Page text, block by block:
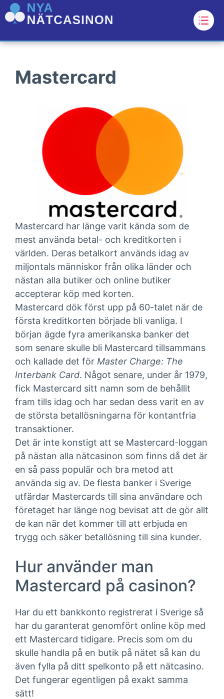
Mastercard
Mastercard har länge varit kända som de
mest använda betal- och kreditkorten i
världen. Deras betalkort används idag av
miljontals människor från olika länder och
nästan alla butiker och online butiker
accepterar köp med korten.
Mastercard dök först upp på 60-talet när de
första kreditkorten började bli vanliga. I
början ägde fyra amerikanska banker det
som senare skulle bli Mastercard tillsammans
och kallade det för Master Charge: The
Interbank Card. Något senare, under år 1979,
fick Mastercard sitt namn som de behållit
fram tills idag och har sedan dess varit en av
de största betallösningarna för kontantfria
transaktioner.
Det är inte konstigt att se Mastercard-loggan
på nästan alla nätcasinon som finns då det är
en så pass populär och bra metod att
använda sig av. De flesta banker i Sverige
utfärdar Mastercards till sina användare och
företaget har länge nog bevisat att de gör allt
de kan när det kommer till att erbjuda en
trygg och säker betallösning till sina kunder.
Hur använder man
Mastercard på casinon?
Har du ett bankkonto registrerat i Sverige så
har du garanterat genomfört online köp med
ett Mastercard tidigare. Precis som om du
skulle handla på en butik på nätet så kan du
även fylla på ditt spelkonto på ett nätcasino.
Det fungerar egentligen på exakt samma
sätt!